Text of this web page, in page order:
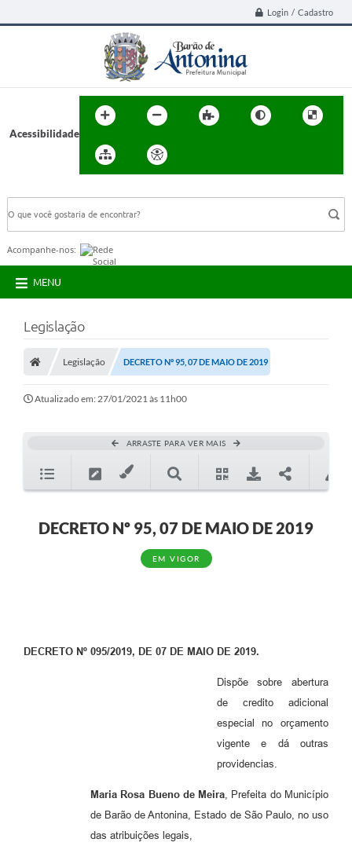
Login / Cadastro
Acessibilidade
Acompanhe-nos:
MENU
Legislação
Legislação DECRETO Nº 95, 07 DE MAIO DE 2019
Atualizado em: 27/01/2021 às 11h00
ARRASTE PARA VER MAIS
DECRETO Nº 95, 07 DE MAIO DE 2019
EM VIGOR
DECRETO Nº 095/2019, DE 07 DE MAIO DE 2019.
Dispõe sobre abertura
de credito adicional
especial no orçamento
vigente e dá outras
providencias.
Maria Rosa Bueno de Meira, Prefeita do Município
de Barão de Antonina, Estado de São Paulo, no uso
das atribuições legais,